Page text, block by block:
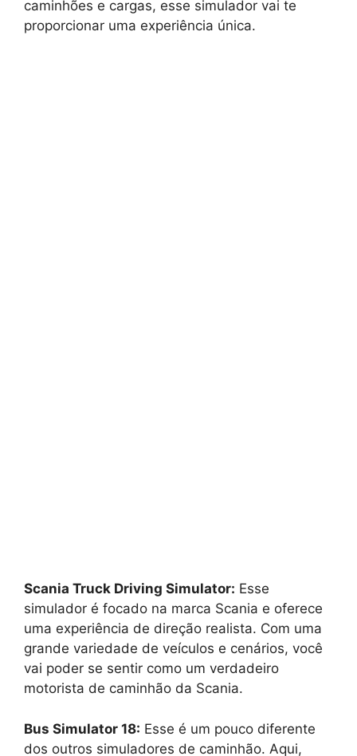
caminhões e cargas, esse simulador vai te
proporcionar uma experiência única.
Scania Truck Driving Simulator: Esse
simulador é focado na marca Scania e oferece
uma experiência de direção realista. Com uma
grande variedade de veículos e cenários, você
vai poder se sentir como um verdadeiro
motorista de caminhão da Scania.
Bus Simulator 18: Esse é um pouco diferente
dos outros simuladores de caminhão. Aqui,